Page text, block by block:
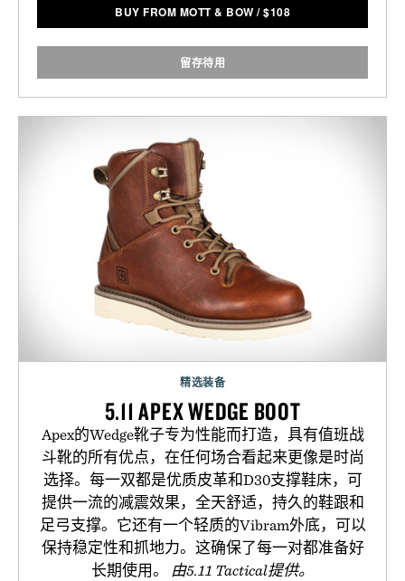
BUY FROM MOTT & BOW /$108
留存待用
精选装备
5.11 APEX WEDGE BOOT
Apex的Wedge靴子专为性能而打造，具有值班战
斗靴的所有优点，在任何场合看起来更像是时尚
选择。每一双都是优质皮革和D30支撑鞋床，可
提供一流的减震效果，全天舒适，持久的鞋跟和
足弓支撑。它还有一个轻质的Vibram外底，可以
保持稳定性和抓地力。这确保了每一对都准备好
长期使用。 由5.11 Tactical提供。